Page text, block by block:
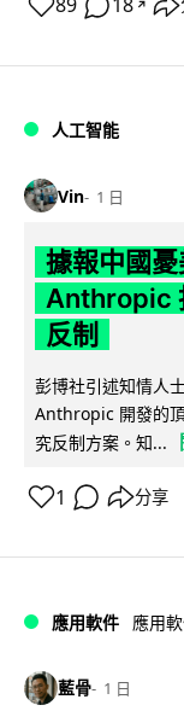
89 18 ↗
人工智能
Vin 1 日
據報中國
Anthropic
反制
彭博社引述知情人
Anthropic 開發的
究反制方案。知...
1 分享
應用軟件 應用
藍骨 1 日